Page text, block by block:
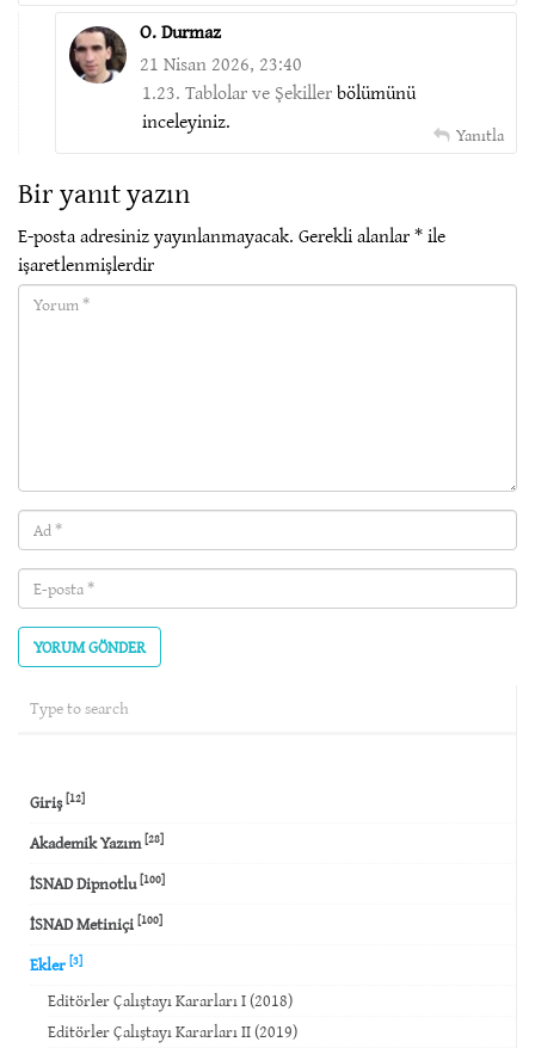
O. Durmaz
21 Nisan 2026, 23:40
1.23. Tablolar ve Şekillerbölümünü
inceleyiniz.
Yanıtla
Bir yanıt yazın
E-posta adresiniz yayınlanmayacak. Gerekli alanlar*ile
işaretlenmişlerdir
Yorum(required)
Ad
(required)
E-
posta
(required)
Giriş[12]
Akademik Yazım[28]
İSNAD Dipnotlu[100]
İSNAD Metiniçi [100]
Ekler [3]
Editörler Çalıştayı Kararları I (2018)
Editörler Çalıştayı Kararları II (2019)